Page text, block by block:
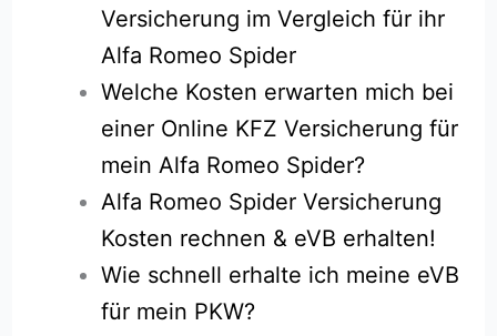
Versicherung im Vergleich für ihr
Alfa Romeo Spider
Welche Kosten erwarten mich bei
einer Online KFZ Versicherung für
mein Alfa Romeo Spider?
Alfa Romeo Spider Versicherung
Kosten rechnen & eVB erhalten!
Wie schnell erhalte ich meine eVB
für mein PKW?